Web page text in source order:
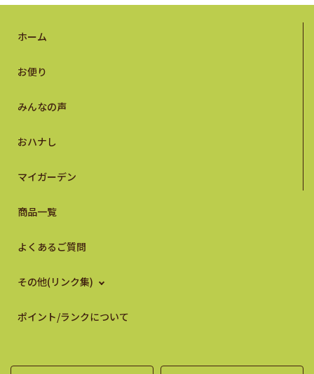
ホーム
お便り
みんなの声
おハナし
マイガーデン
商品一覧
よくあるご質問
その他(リンク集)
ポイント/ランクについて